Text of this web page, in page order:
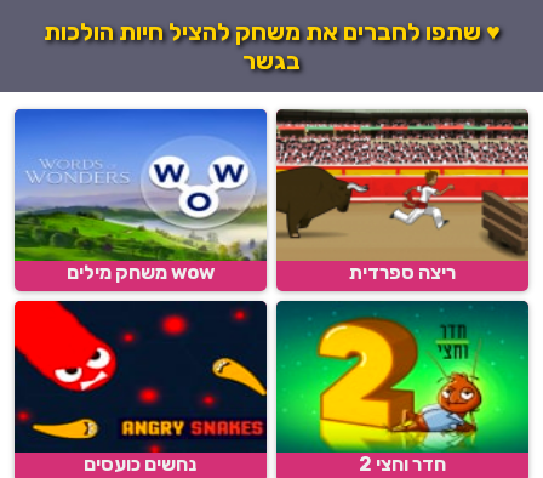
♥ שתפו לחברים את משחק להציל חיות הולכות
בגשר
ריצה ספרדית wow משחק מילים
חדר וחצי 2 נחשים כועסים